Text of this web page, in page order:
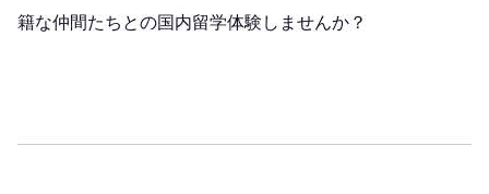
籍な仲間たちとの国内留学体験しませんか？